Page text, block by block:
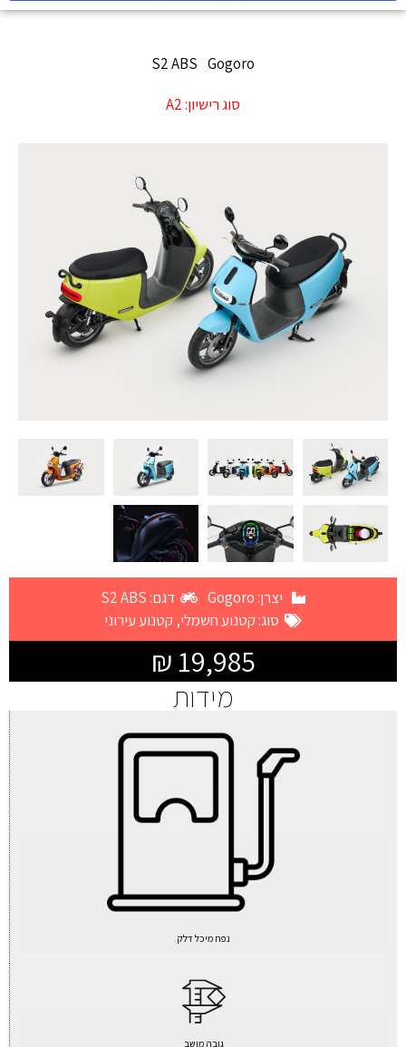
Gogoro
S2 ABS
סוג רישיון:A2
יצרן: Gogoro
דגם: S2 ABS
סוג:קטנוע חשמלי, קטנוע עירוני
19,985 ₪
מידות
נפח מיכל דלק
גובה מושב